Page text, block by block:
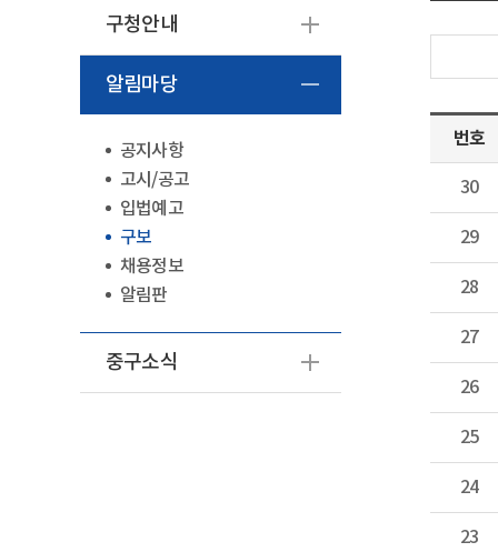
구청안내
알림마당
공지사항
고시/공고
입법예고
구보
채용정보
알림판
중구소식
번호
30
29
28
27
26
25
24
23